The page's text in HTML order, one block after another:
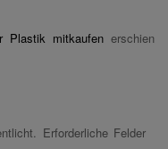
Plastik mitkaufen erschien
Erforderliche Felder